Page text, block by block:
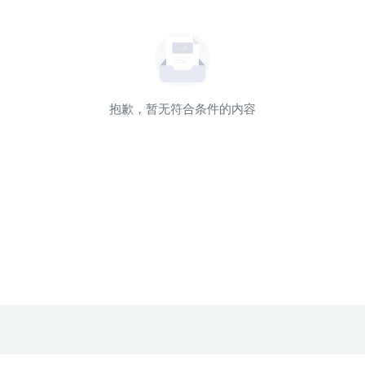
抱歉，暂无符合条件的内容